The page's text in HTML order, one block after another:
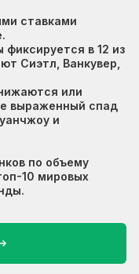
ставками
в 12 из
Сиэтл, Ванкувер,
или
выраженный спад
и
по объему
10 мировых